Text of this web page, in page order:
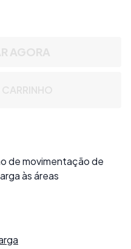
de movimentação de
às áreas